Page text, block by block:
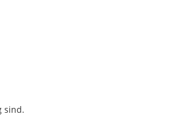
Bärnbach
sind.